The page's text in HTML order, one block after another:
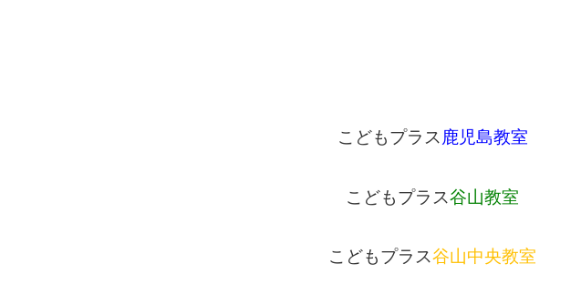
こどもプラス鹿児島教室
こどもプラス谷山教室
こどもプラス谷山中央教室